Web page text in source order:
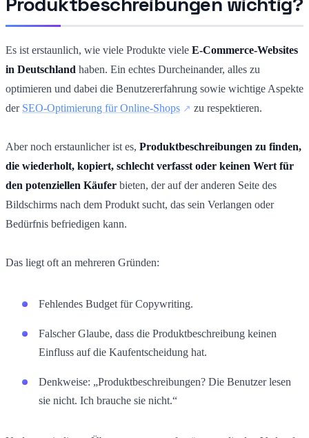
Es ist erstaunlich, wie viele Produkte viele E-Commerce-Websites
in Deutschland haben. Ein echtes Durcheinander, alles zu
optimieren und dabei die Benutzererfahrung sowie wichtige Aspekte
der SEO-Optimierung für Online-Shops zu respektieren.
Aber noch erstaunlicher ist es, Produktbeschreibungen zu finden,
die wiederholt, kopiert, schlecht verfasst oder keinen Wert für
den potenziellen Käufer bieten, der auf der anderen Seite des
Bildschirms nach dem Produkt sucht, das sein Verlangen oder
Bedürfnis befriedigen kann.
Das liegt oft an mehreren Gründen:
Fehlendes Budget für Copywriting.
Falscher Glaube, dass die Produktbeschreibung keinen
Einfluss auf die Kaufentscheidung hat.
Denkweise: „Produktbeschreibungen? Die Benutzer lesen
sie nicht. Ich brauche sie nicht.“